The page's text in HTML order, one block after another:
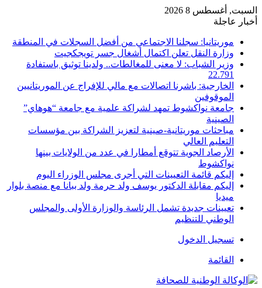
السبت, أغسطس 8 2026
أخبار عاجلة
موريتانيا: سجلنا الاجتماعي من أفضل السجلات في المنطقة
وزارة النقل تعلن اكتمال أشغال جسر تويجكجيت
وزير الشباب: لا معنى للمغالطات.. ولدينا توثيق باستفادة
22.791
الخارجية: باشرنا اتصالات مع مالي للإفراج عن الموريتانيين
الموقوفين
جامعة نواكشوط تمهد لشراكة علمية مع جامعة “هوهاي”
الصينية
مباحثات موريتانية-صينية لتعزيز الشراكة بين مؤسسات
التعليم العالي
الأرصاد الجوية تتوقع أمطارا في عدد من الولايات بينها
نواكشوط
إليكم قائمة التعيينات التي أجرى مجلس الوزراء اليوم
إليكم مقابلة الدكتور يوسف ولد حرمة ولد ببانا مع منصة بلوار
ميديا
تعيينات جديدة تشمل الرئاسة والوزارة الأولى والمجلس
الوطني للتنظيم
تسجيل الدخول
القائمة